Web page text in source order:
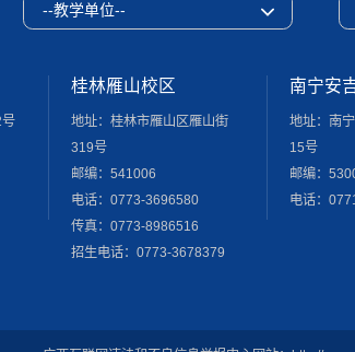
--教学单位--
桂林雁山校区
地址：桂林市雁山区雁山街
319号
邮编：541006
电话：0773-3696580
传真：0773-8986516
招生电话：0773-3678379
南宁安
地址：南
15号
邮编：
电话：